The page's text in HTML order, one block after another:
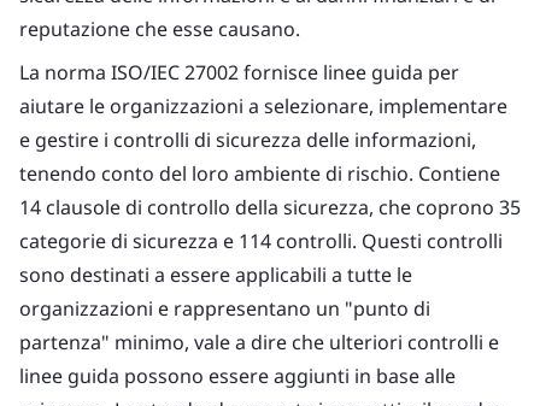
reputazione che esse causano.
La norma ISO/IEC 27002 fornisce linee guida per
aiutare le organizzazioni a selezionare, implementare
e gestire i controlli di sicurezza delle informazioni,
tenendo conto del loro ambiente di rischio. Contiene
14 clausole di controllo della sicurezza, che coprono 35
categorie di sicurezza e 114 controlli. Questi controlli
sono destinati a essere applicabili a tutte le
organizzazioni e rappresentano un "punto di
partenza" minimo, vale a dire che ulteriori controlli e
linee guida possono essere aggiunti in base alle